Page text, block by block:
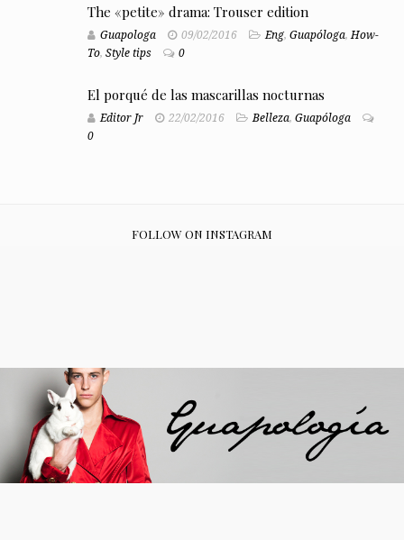
The «petite» drama: Trouser edition
Guapologa 09/02/2016 Eng, Guapóloga,How-
To, Style tips 0
El porqué de las mascarillas nocturnas
Editor Jr 22/02/2016 Belleza, Guapóloga
0
FOLLOW ON INSTAGRAM